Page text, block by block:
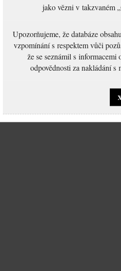
jako vězni v takzvaném
Upozorňujeme, že databáze
vzpomínání s respektem vůči
že se seznámil s
odpovědnosti za nakládání